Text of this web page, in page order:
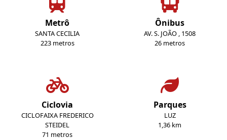
Metrô
SANTA CECILIA
223 metros
Ônibus
AV. S. JOÃO , 1508
26 metros
Ciclovia
CICLOFAIXA FREDERICO
STEIDEL
71 metros
Parques
LUZ
1,36 km